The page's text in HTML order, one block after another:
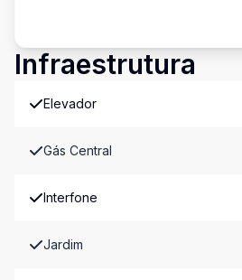
Infraestrutura
Elevador
Gás Central
Interfone
Jardim